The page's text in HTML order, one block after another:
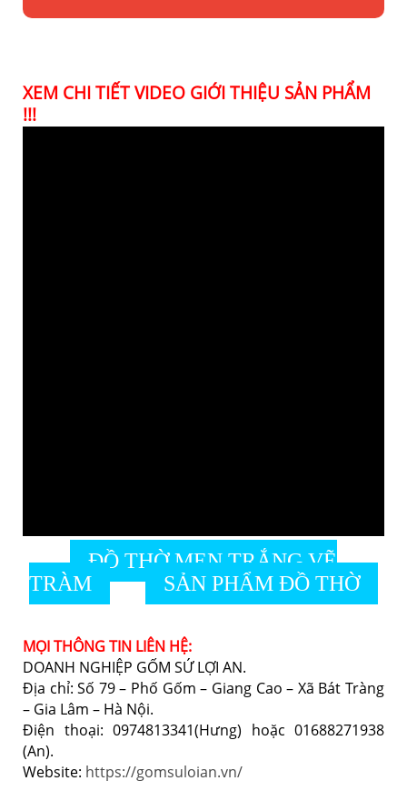
XEM CHI TIẾT VIDEO GIỚI THIỆU SẢN PHẨM
!!!
ĐỒ THỜ MEN TRẮNG VẼ
TRÀM
SẢN PHẨM ĐỒ THỜ
MỌI THÔNG TIN LIÊN HỆ:
DOANH NGHIỆP GỐM SỨ LỢI AN.
Địa chỉ: Số 79 – Phố Gốm – Giang Cao – Xã Bát Tràng
– Gia Lâm – Hà Nội.
Điện thoại: 0974813341(Hưng) hoặc 01688271938
(An).
Website: https://gomsuloian.vn/